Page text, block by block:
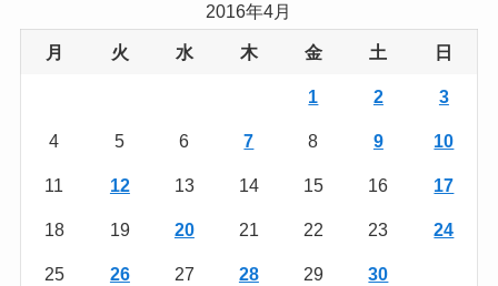
2016年4月
月 火 水 木 金 土 日
1 2 3
4 5 6 7 8 9 10
11 12 13 14 15 16 17
18 19 20 21 22 23 24
25 26 27 28 29 30